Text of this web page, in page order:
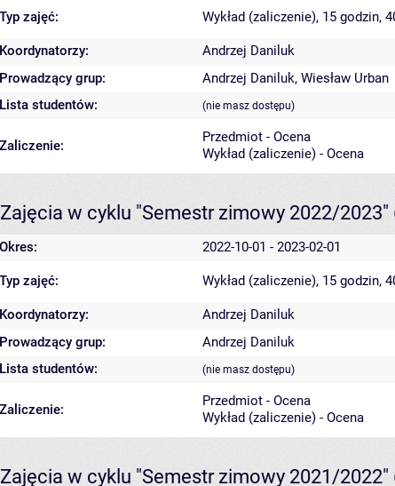
Typ zajęć: Wykład (zaliczenie), 15 godzin,
Koordynatorzy:
Andrzej Daniluk
Prowadzący grup:
Andrzej Daniluk, Wiesław Urban
Lista studentów:
(nie masz dostępu)
Zaliczenie:
Przedmiot - Ocena
Wykład (zaliczenie) - Ocena
Zajęcia w cyklu "Semestr zimowy 2022/2023"
Okres: 2022-10-01 - 2023-02-01
Typ zajęć: Wykład (zaliczenie), 15 godzin,
Koordynatorzy:
Andrzej Daniluk
Prowadzący grup:
Andrzej Daniluk
Lista studentów:
(nie masz dostępu)
Zaliczenie:
Przedmiot - Ocena
Wykład (zaliczenie) - Ocena
Zajęcia w cyklu "Semestr zimowy 2021/2022"